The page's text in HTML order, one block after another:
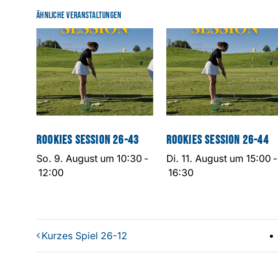
Ähnliche Veranstaltungen
Rookies Session 26-43
So. 9. August um 10:30 -
12:00
Rookies Session 26-44
Di. 11. August um 15:00 -
16:30
Kurzes Spiel 26-12